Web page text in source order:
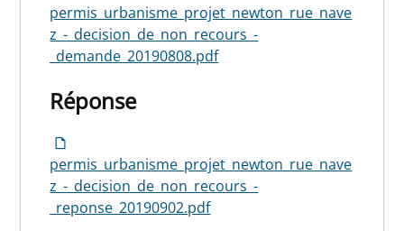
permis_urbanisme_projet_newton_rue_nave
z_-_decision_de_non_recours_-
_demande_20190808.pdf
Réponse
permis_urbanisme_projet_newton_rue_nave
z_-_decision_de_non_recours_-
_reponse_20190902.pdf